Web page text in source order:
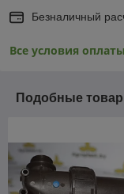
Безналичный
Все условия оплаты
Подобные